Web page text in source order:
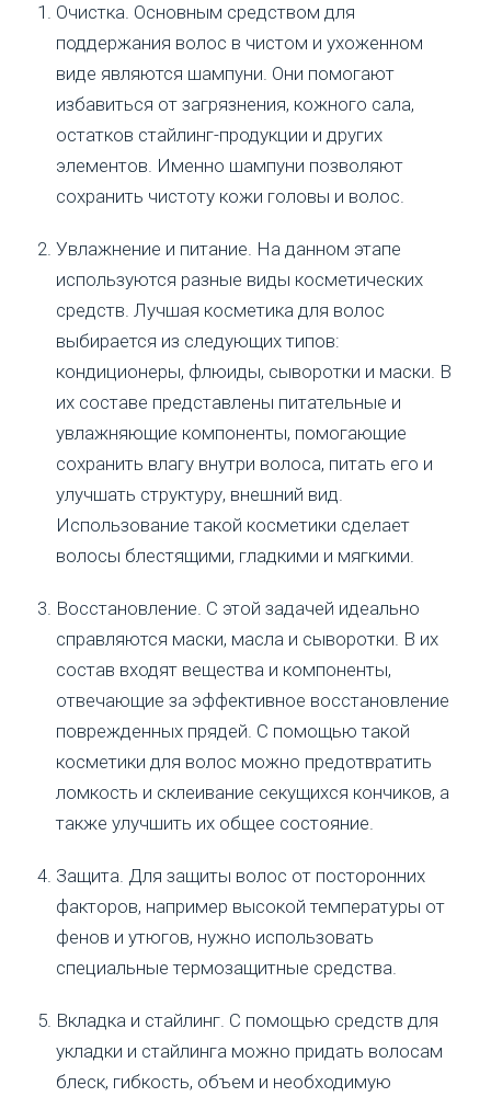
Очистка. Основным средством для
поддержания волос в чистом и ухоженном
виде являются шампуни. Они помогают
избавиться от загрязнения, кожного сала,
остатков стайлинг-продукции и других
элементов. Именно шампуни позволяют
сохранить чистоту кожи головы и волос.
Увлажнение и питание. На данном этапе
используются разные виды косметических
средств. Лучшая косметика для волос
выбирается из следующих типов:
кондиционеры, флюиды, сыворотки и маски. В
их составе представлены питательные и
увлажняющие компоненты, помогающие
сохранить влагу внутри волоса, питать его и
улучшать структуру, внешний вид.
Использование такой косметики сделает
волосы блестящими, гладкими и мягкими.
Восстановление. С этой задачей идеально
справляются маски, масла и сыворотки. В их
состав входят вещества и компоненты,
отвечающие за эффективное восстановление
поврежденных прядей. С помощью такой
косметики для волос можно предотвратить
ломкость и склеивание секущихся кончиков, а
также улучшить их общее состояние.
Защита. Для защиты волос от посторонних
факторов, например высокой температуры от
фенов и утюгов, нужно использовать
специальные термозащитные средства.
Вкладка и стайлинг. С помощью средств для
укладки и стайлинга можно придать волосам
блеск, гибкость, объем и необходимую